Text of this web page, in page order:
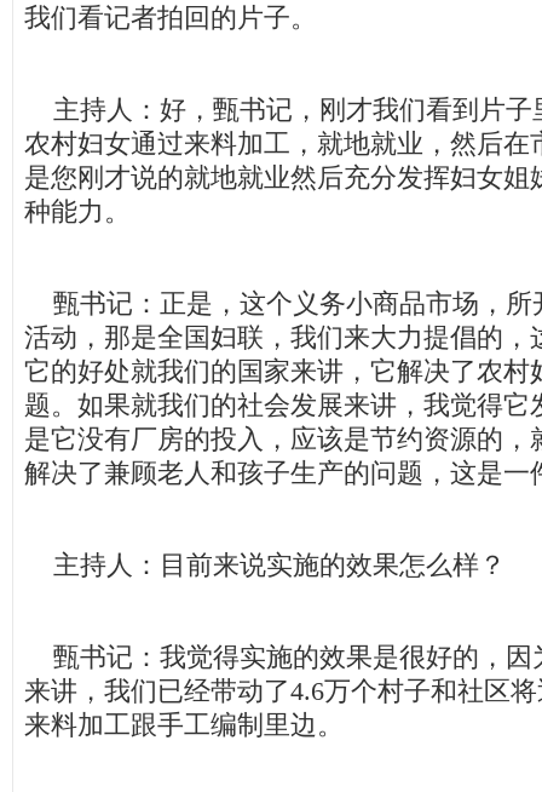
我们看记者拍回的片子。
主持人：好，甄书记，刚才我们看到片子
农村妇女通过来料加工，就地就业，然后在
是您刚才说的就地就业然后充分发挥妇女姐
种能力。
甄书记：正是，这个义务小商品市场，所
活动，那是全国妇联，我们来大力提倡的，
它的好处就我们的国家来讲，它解决了农村
题。如果就我们的社会发展来讲，我觉得它
是它没有厂房的投入，应该是节约资源的，
解决了兼顾老人和孩子生产的问题，这是一
主持人：目前来说实施的效果怎么样？
甄书记：我觉得实施的效果是很好的，因
来讲，我们已经带动了4.6万个村子和社区
来料加工跟手工编制里边。